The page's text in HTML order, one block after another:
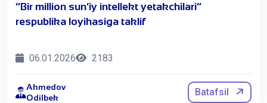
“Bir million sun’iy intellekt yetakchilari”
respublika loyihasiga taklif
06.01.2026 2183
Ahmedov
Odilbek
Batafsil